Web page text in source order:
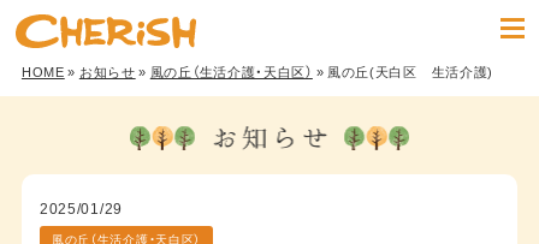
HOME» お知らせ» 風の丘（生活介護・天白区） » 風の丘(天白区 生活介護)
2025/01/29
風の丘（生活介護・天白区）